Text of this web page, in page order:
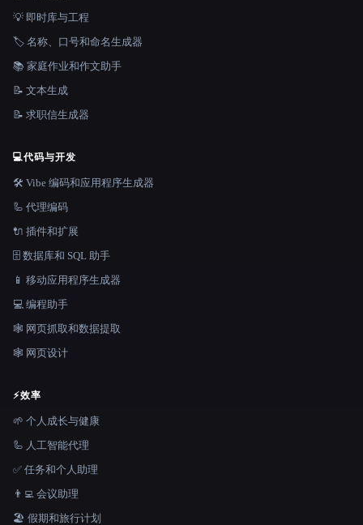
💡 即时库与工程
🏷️ 名称、口号和命名生成器
📚 家庭作业和作文助手
📝 文本生成
📝 求职信生成器
💻代码与开发
🛠️ Vibe 编码和应用程序生成器
🦾 代理编码
🔌 插件和扩展
🗄️ 数据库和 SQL 助手
📱 移动应用程序生成器
💻 编程助手
🕸️ 网页抓取和数据提取
🕸 网页设计
⚡效率
🌱 个人成长与健康
🦾 人工智能代理
✅ 任务和个人助理
👨‍💻 会议助理
🏖 假期和旅行计划